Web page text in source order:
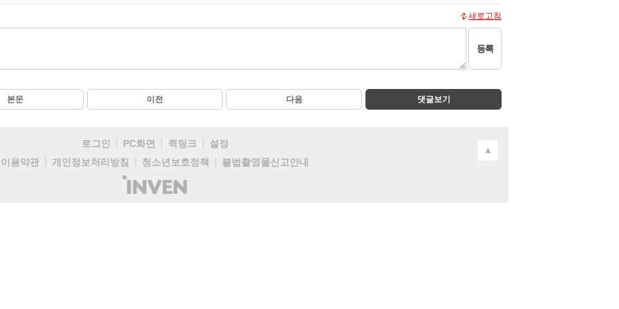
새로고침
등록
본문 이전 다음 댓글보기
로그인 PC화면 퀵링크
설정
이용약관
개인정보처리방침 청소년보호정책
불법촬영물신고안내
(주)
인
▲